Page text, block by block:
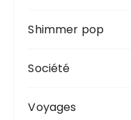
Shimmer pop
Société
Voyages